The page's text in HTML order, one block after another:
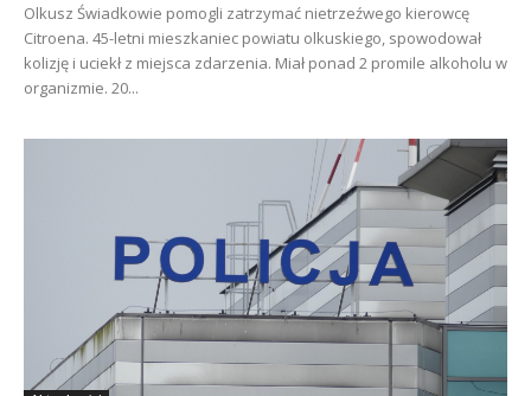
Olkusz Świadkowie pomogli zatrzymać nietrzeźwego kierowcę
Citroena. 45-letni mieszkaniec powiatu olkuskiego, spowodował
kolizję i uciekł z miejsca zdarzenia. Miał ponad 2 promile alkoholu w
organizmie. 20...